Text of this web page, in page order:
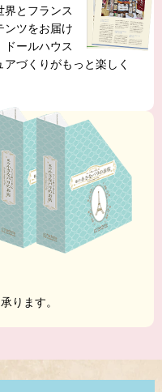
界とフランス
ンツをお届け
ドールハウス
づくりがもっと楽しく
ります。